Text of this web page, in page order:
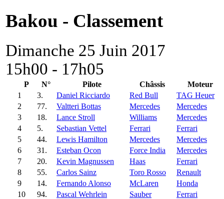
Bakou - Classement
Dimanche 25 Juin 2017
15h00 - 17h05
P N° Pilote Châssis
Moteur
1
3. Daniel Ricciardo Red Bull
TAG Heuer
2
77. Valtteri Bottas Mercedes
Mercedes
3
18. Lance Stroll Williams
Mercedes
4
5. Sebastian Vettel Ferrari
Ferrari
5
44. Lewis Hamilton Mercedes
Mercedes
6
31. Esteban Ocon Force India
Mercedes
7
20. Kevin Magnussen Haas
Ferrari
8
55. Carlos Sainz Toro Rosso
Renault
9
14. Fernando Alonso McLaren
Honda
10
94. Pascal Wehrlein Sauber
Ferrari